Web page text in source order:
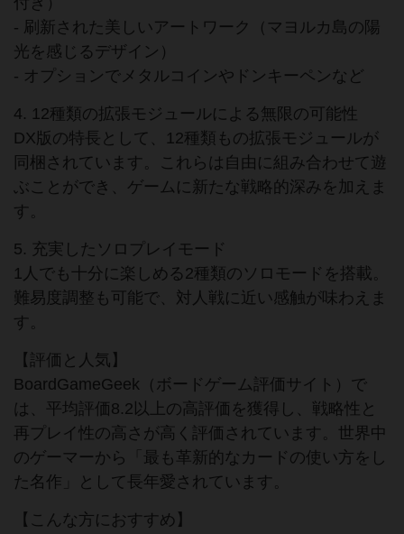
- 刷新された美しいアートワーク（マヨルカ島の陽
光を感じるデザイン）
- オプションでメタルコインやドンキーペンなど
4. 12種類の拡張モジュールによる無限の可能性
DX版の特長として、12種類もの拡張モジュールが
同梱されています。これらは自由に組み合わせて遊
ぶことができ、ゲームに新たな戦略的深みを加えま
す。
5. 充実したソロプレイモード
1人でも十分に楽しめる2種類のソロモードを搭載。
難易度調整も可能で、対人戦に近い感触が味わえま
す。
【評価と人気】
BoardGameGeek（ボードゲーム評価サイト）で
は、平均評価8.2以上の高評価を獲得し、戦略性と
再プレイ性の高さが高く評価されています。世界中
のゲーマーから「最も革新的なカードの使い方をし
た名作」として長年愛されています。
【こんな方におすすめ】